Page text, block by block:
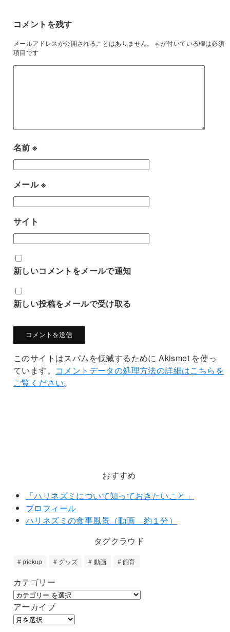
コメントを残す
メールアドレスが公開されることはありません。 ※ が付いている欄は必須
項目です
名前※
メール※
サイト
新しいコメントをメールで通知
新しい投稿をメールで受け取る
このサイトはスパムを低減するために Akismet を使っ
ています。 コメントデータの処理方法の詳細はこちらを
ご覧ください。
おすすめ
「ハリネズミについて知っておきたいこと」
プロフィール
ハリネズミの食事風景（動画 約１分）
タグクラウド
pickup グッズ 動画 飼育
カテゴリー
アーカイブ